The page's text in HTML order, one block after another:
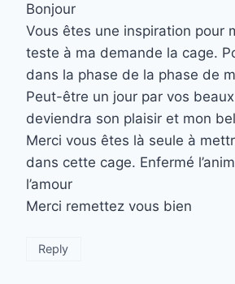
Bonjour
Vous êtes une inspiration pour
teste à ma demande la cage.
dans la phase de la phase de
Peut-être un jour par vos
deviendra son plaisir et mon
Merci vous êtes là seule à
dans cette cage. Enfermé
l’amour
Merci remettez vous bien
Reply